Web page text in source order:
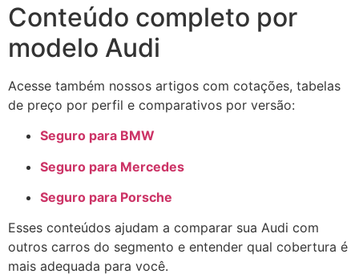
Conteúdo completo por
modelo Audi
Acesse também nossos artigos com cotações, tabelas
de preço por perfil e comparativos por versão:
Seguro para BMW
Seguro para Mercedes
Seguro para Porsche
Esses conteúdos ajudam a comparar sua Audi com
outros carros do segmento e entender qual cobertura é
mais adequada para você.